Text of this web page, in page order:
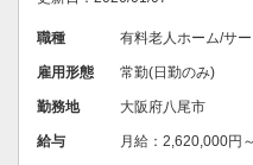
職種 有料老人ホーム/サ
雇用形態 常勤(日勤のみ)
勤務地 大阪府八尾市
給与 月給：2,620,000円